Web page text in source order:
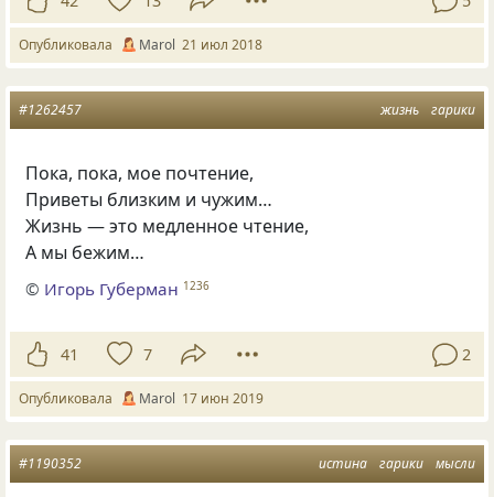
Опубликовала Маrol 21 июл 2018
жизнь гарики
#1262457
Пока, пока, мое почтение,
Приветы близким и чужим…
Жизнь — это медленное чтение,
А мы бежим…
© Игорь Губерман 1236
41 7 2
Опубликовала Маrol 17 июн 2019
истина гарики мысли
#1190352